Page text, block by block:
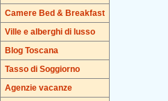
Camere Bed & Breakfast
Ville e alberghi di lusso
Blog Toscana
Tasso di Soggiorno
Agenzie vacanze